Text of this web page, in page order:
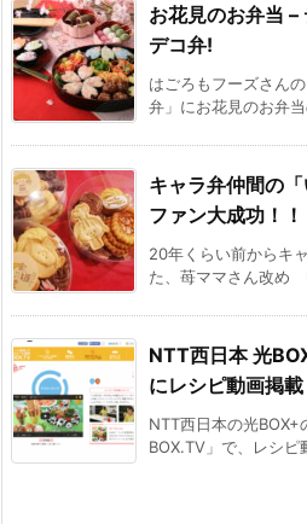
お花見のお弁当
デコ弁!
はごろもフーズさん
弁」にお花見のお弁
キャラ弁仲間の
ファン大成功！！
20年くらい前からキ
た、苺ママさん改
NTT西日本 光
にレシピ動画掲載
NTT西日本の光BOX+
BOX.TV」で、レシピ